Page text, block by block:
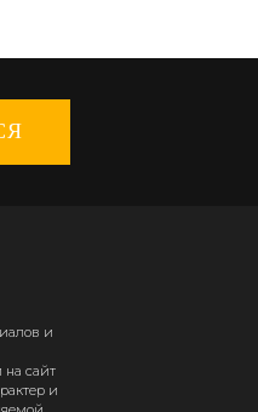
и
сайт
и